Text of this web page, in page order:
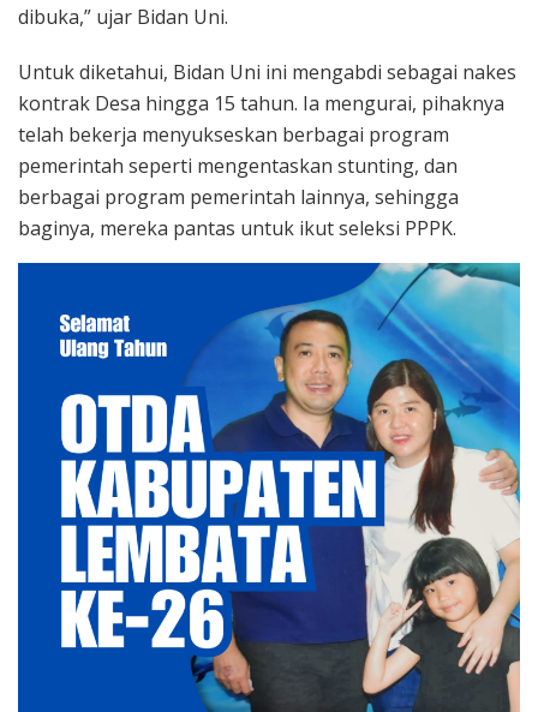
dibuka,” ujar Bidan Uni.
Untuk diketahui, Bidan Uni ini mengabdi sebagai nakes
kontrak Desa hingga 15 tahun. Ia mengurai, pihaknya
telah bekerja menyukseskan berbagai program
pemerintah seperti mengentaskan stunting, dan
berbagai program pemerintah lainnya, sehingga
baginya, mereka pantas untuk ikut seleksi PPPK.